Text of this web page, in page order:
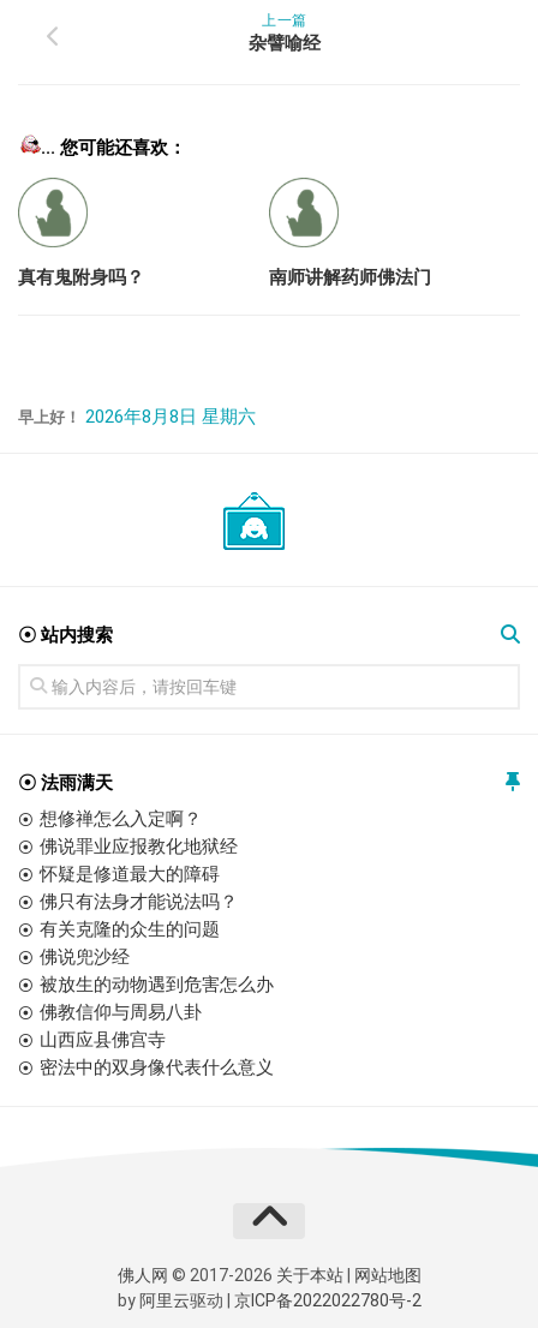
上一篇
杂譬喻经
... 您可能还喜欢：
真有鬼附身吗？ 南师讲解药师佛法门
早上好！ 2026年8月8日 星期六
☉ 站内搜索
☉ 法雨满天
想修禅怎么入定啊？
佛说罪业应报教化地狱经
怀疑是修道最大的障碍
佛只有法身才能说法吗？
有关克隆的众生的问题
佛说兜沙经
被放生的动物遇到危害怎么办
佛教信仰与周易八卦
山西应县佛宫寺
密法中的双身像代表什么意义
佛人网 © 2017-2026 关于本站|
网站地图
by 阿里云驱动 | 京ICP备2022022780号-2